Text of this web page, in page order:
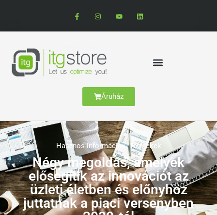
Áruház
Hasznos információk,Termékek
Négy megoldás, amelyek
elősegítik az innovációt az
üzleti életben és előnyhöz
juttatnak a piaci versenyben